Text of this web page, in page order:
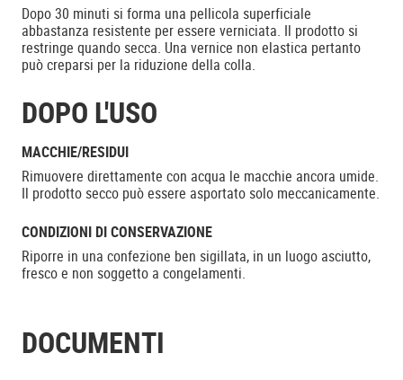
Dopo 30 minuti si forma una pellicola superficiale
abbastanza resistente per essere verniciata. Il prodotto si
restringe quando secca. Una vernice non elastica pertanto
può creparsi per la riduzione della colla.
DOPO L'USO
MACCHIE/RESIDUI
Rimuovere direttamente con acqua le macchie ancora umide.
Il prodotto secco può essere asportato solo meccanicamente.
CONDIZIONI DI CONSERVAZIONE
Riporre in una confezione ben sigillata, in un luogo asciutto,
fresco e non soggetto a congelamenti.
DOCUMENTI